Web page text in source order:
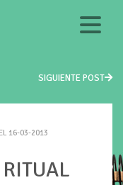
SIGUIENTE POST
16-03-2013